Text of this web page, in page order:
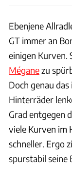
Ebenjene
GT immer an
einigen Kurven.
Méganezu
Doch genau
Hinterräder
Grad entgegen
viele Kurven im
schneller. Ergo
spurstabil seine